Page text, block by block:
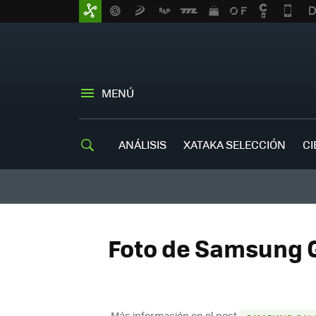
MENÚ
ANÁLISIS XATAKA SELECCIÓN
Foto de Samsung